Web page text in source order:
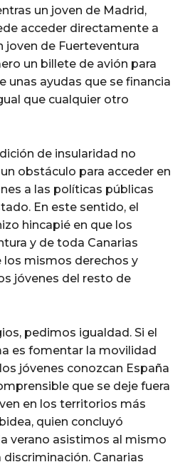
un joven de Madrid,
acceder directamente a
joven de Fuerteventura
un billete de avión para
unas ayudas que se financia
que cualquier otro
de insularidad no
obstáculo para acceder en
a las políticas públicas
En este sentido, el
hincapié en que los
y de toda Canarias
mismos derechos y
jóvenes del resto de
pedimos igualdad. Si el
es fomentar la movilidad
jóvenes conozcan España
que se deje fuera
en los territorios más
quien concluyó
verano asistimos al mismo
Canarias